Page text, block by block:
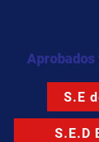
S.E
S.E.D